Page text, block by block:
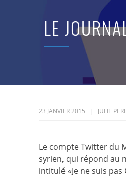
LE
23 JANVIER 2015 JULIE
Le compte Twitter du
syrien, qui répond au
intitulé «Je ne suis